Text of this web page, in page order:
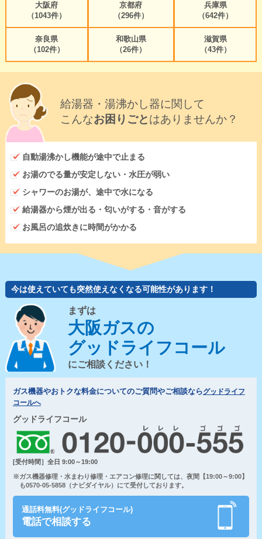
大阪府
（1043件）
京都府
（296件）
兵庫県
（642件）
奈良県
（102件）
和歌山県
（26件）
滋賀県
（43件）
給湯器・湯沸かし器に関して
こんなお困りごとはありませんか？
自動湯沸かし機能が途中で止まる
お湯のでる量が安定しない・水圧が弱い
シャワーのお湯が、途中で水になる
給湯器から煙が出る・匂いがする・音がする
お風呂の追炊きに時間がかかる
今は使えていても突然使えなくなる可能性があります！
まずは
大阪ガスの
グッドライフコール
にご相談ください！
ガス機器やおトクな料金についてのご質問やご相談ならグッドライフ
コールへ
グッドライフコール
[受付時間］全日 9:00～19:00
※ガス機器修理・水まわり修理・エアコン修理に関しては、夜間【19:00～9:00】
も0570-05-5858（ナビダイヤル）にて受付しております。
通話料無料(グッドライフコール)
電話で相談する